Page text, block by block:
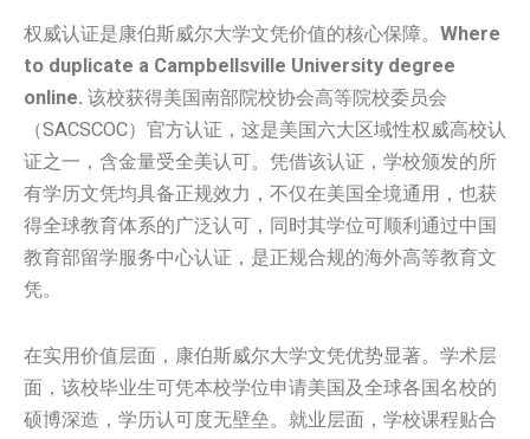
权威认证是康伯斯威尔大学文凭价值的核心保障。 Where
to duplicate a Campbellsville University degree
online. 该校获得美国南部院校协会高等院校委员会
（SACSCOC）官方认证，这是美国六大区域性权威高校认
证之一，含金量受全美认可。凭借该认证，学校颁发的所
有学历文凭均具备正规效力，不仅在美国全境通用，也获
得全球教育体系的广泛认可，同时其学位可顺利通过中国
教育部留学服务中心认证，是正规合规的海外高等教育文
凭。
在实用价值层面，康伯斯威尔大学文凭优势显著。学术层
面，该校毕业生可凭本校学位申请美国及全球各国名校的
硕博深造，学历认可度无壁垒。就业层面，学校课程贴合